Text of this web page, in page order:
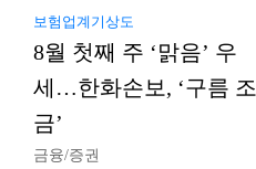
보험업계기상도
8월 첫째 주 ‘맑음’ 우
세…한화손보, ‘구름 조
금’
금융/증권